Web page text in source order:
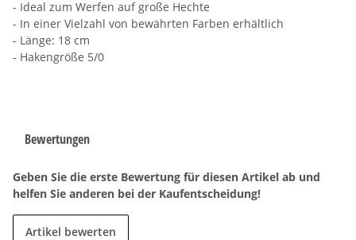
- Ideal zum Werfen auf große Hechte
- In einer Vielzahl von bewährten Farben erhältlich
- Länge: 18 cm
- Hakengröße 5/0
Bewertungen
Geben Sie die erste Bewertung für diesen Artikel ab und
helfen Sie anderen bei der Kaufentscheidung!
Artikel bewerten